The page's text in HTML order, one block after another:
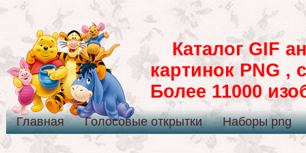
Каталог GIF
картинок PNG ,
Более 11000
Главная Голосовые открытки Наборы png